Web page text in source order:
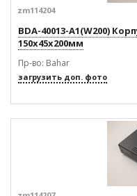
zm114204
BDA-40013-A1(W200)
150x45x200мм
Пр-во: Bahar
загрузить доп. фото